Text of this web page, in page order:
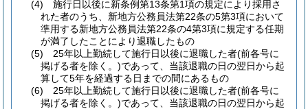
(4)
施行日以後に新条例第13条第1項の規定により採用さ
れた者のうち、新地方公務員法第22条の5第3項において
準用する新地方公務員法第22条の4第3項に規定する任期
が満了したことにより退職したもの
(5)
25年以上勤続して施行日以後に退職した者(前各号に
掲げる者を除く。)であって、当該退職の日の翌日から起
算して5年を経過する日までの間にあるもの
(6)
25年以上勤続して施行日以後に退職した者(前各号に
掲げる者を除く。)であって、当該退職の日の翌日から起